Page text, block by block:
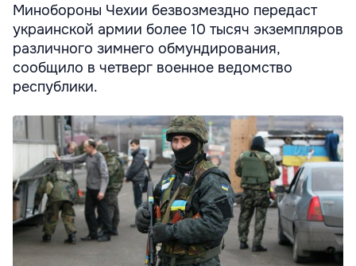
Минобороны Чехии безвозмездно передаст
украинской армии более 10 тысяч экземпляров
различного зимнего обмундирования,
сообщило в четверг военное ведомство
республики.